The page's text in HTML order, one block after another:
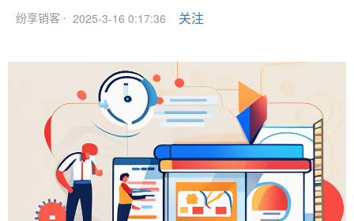
纷享销客 · 2025-3-16 0:17:36 关注